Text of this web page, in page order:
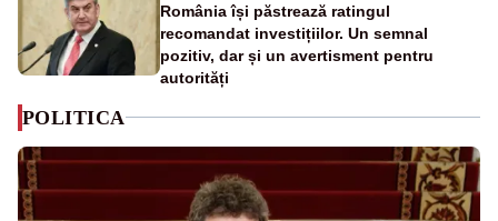
România își păstrează ratingul
recomandat investițiilor. Un semnal
pozitiv, dar și un avertisment pentru
autorități
POLITICA